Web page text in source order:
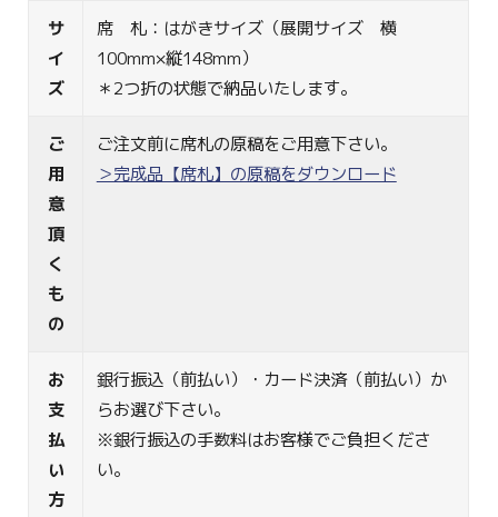
サ
イ
ズ
席 札：はがきサイズ（展開サイズ 横
100mm×縦148mm）
＊2つ折の状態で納品いたします。
ご
用
意
頂
く
も
の
ご注文前に席札の原稿をご用意下さい。
＞完成品【席札】の原稿をダウンロード
お
支
払
い
方
銀行振込（前払い）・カード決済（前払い）か
らお選び下さい。
※銀行振込の手数料はお客様でご負担くださ
い。